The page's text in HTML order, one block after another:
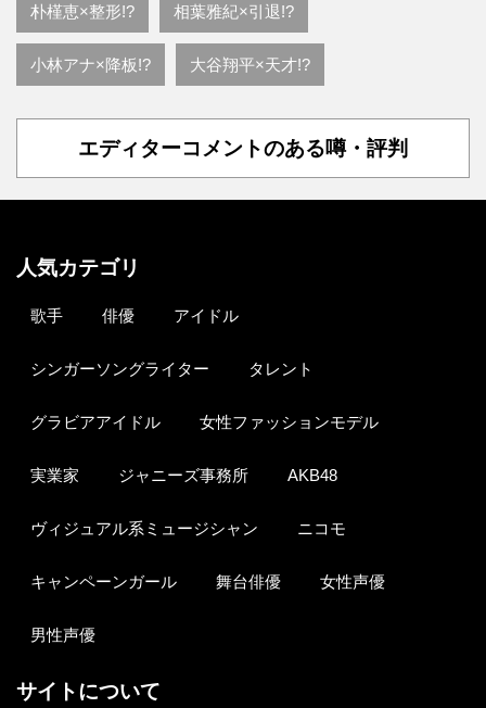
朴槿恵×整形!? 相葉雅紀×引退!?
小林アナ×降板!? 大谷翔平×天才!?
エディターコメントのある噂・評判
人気カテゴリ
歌手 俳優 アイドル
シンガーソングライター タレント
グラビアアイドル 女性ファッションモデル
実業家 ジャニーズ事務所 AKB48
ヴィジュアル系ミュージシャン ニコモ
キャンペーンガール 舞台俳優 女性声優
男性声優
サイトについて